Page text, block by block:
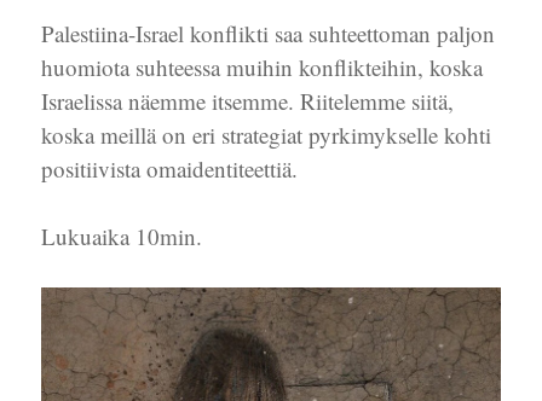
Palestiina-Israel konflikti saa suhteettoman paljon
huomiota suhteessa muihin konflikteihin, koska
Israelissa näemme itsemme. Riitelemme siitä,
koska meillä on eri strategiat pyrkimykselle kohti
positiivista omaidentiteettiä.
Lukuaika 10min.